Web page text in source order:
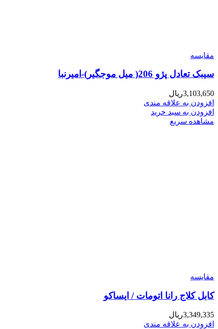
مقایسه
سیبک تعادل پژو 206( میل موجگیر)-امیرنبا
3,103,650ریال
افزودن به علاقه مندی
افزودن به سبد خرید
مشاهده سریع
مقایسه
کابل کلاج رانا اتومات / ایساکو
3,349,335ریال
افزودن به علاقه مندی